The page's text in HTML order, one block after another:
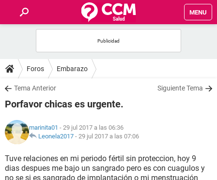
MENU
FOROS
SALUD
NUTRICIÓN
BIENESTAR
Foros Embarazo
Tema Anterior Siguiente Tema
Porfavor chicas es urgente.
marinita01 - 29 jul 2017 a las 06:36
Leonela2017 - 29 jul 2017 a las 07:06
Tuve relaciones en mi periodo fértil sin proteccion, hoy 9
dias despues me bajo un sangrado pero es con cuagulos y
no se si es sangrado de implantación o mi menstruación